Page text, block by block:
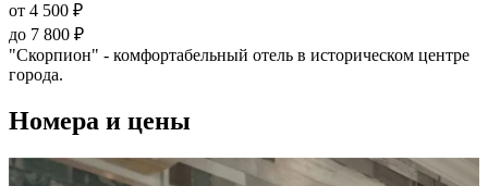
от 4 500 ₽
до 7 800 ₽
"Скорпион" - комфортабельный отель в историческом центре
города.
Номера и цены